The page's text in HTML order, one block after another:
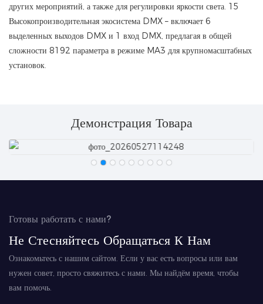
Высокопроизводительная экосистема DMX – включает 6
выделенных выходов DMX и 1 вход DMX, предлагая в общей
сложности 8192 параметра в режиме MA3 для крупномасштабных
установок.
Демонстрация Товара
Готовы работать с нами?
Не Стесняйтесь Обращаться К Нам
Ознакомьтесь с нашим сайтом. Если у вас есть вопросы или вам
нужен совет, просто свяжитесь с нами. Мы найдём время, чтобы
вам помочь.